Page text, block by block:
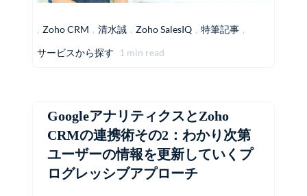
, Zoho CRM , 清水誠 , Zoho SalesIQ , 特筆記事 ,
サービスから探す
1 min read
GoogleアナリティクスとZoho
CRMの連携術その2：わかり次第
ユーザーの情報を更新していくプ
ログレッシブアプローチ